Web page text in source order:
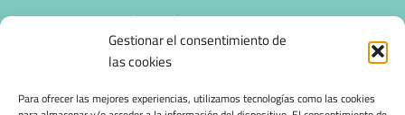
Gestionar el consentimiento de
las cookies
Para ofrecer las mejores experiencias, utilizamos tecnologías como las cookies
Mantenimiento Web WordPress
SEGURIDAD E INFRAESTRUCTURA & CLOUD